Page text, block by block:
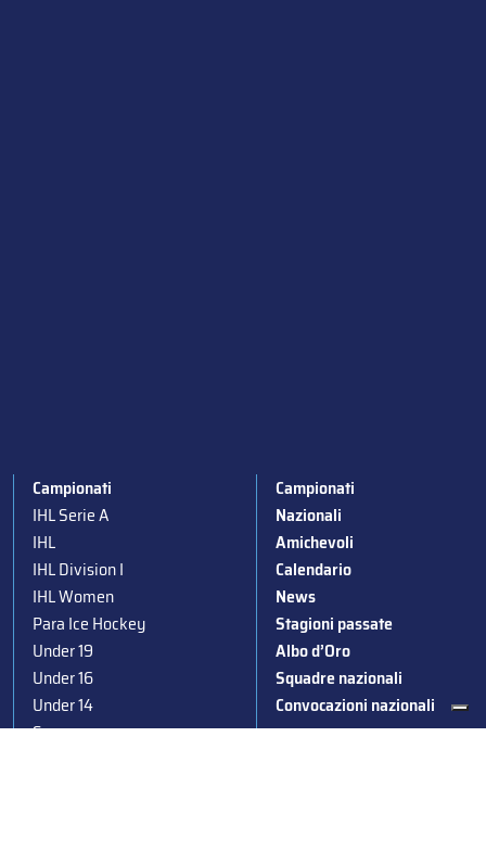
Campionati
IHL Serie A
IHL
IHL Division I
IHL Women
Para Ice Hockey
Under 19
Under 16
Under 14
Supercoppa
Campionati
Nazionali
Amichevoli
Calendario
News
Stagioni passate
Albo d’Oro
Squadre nazionali
Convocazioni nazionali